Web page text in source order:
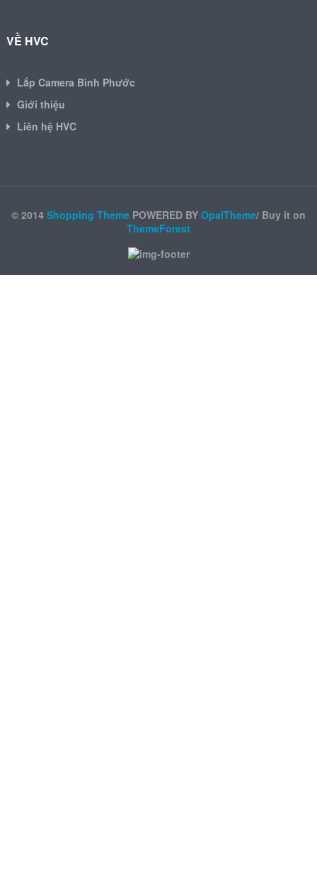
VỀ HVC
Lắp Camera Bình Phước
Giới thiệu
Liên hệ HVC
© 2014 Shopping Theme POWERED BY OpalTheme/ Buy it on
ThemeForest